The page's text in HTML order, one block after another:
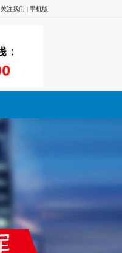
关注我们 | 手机版